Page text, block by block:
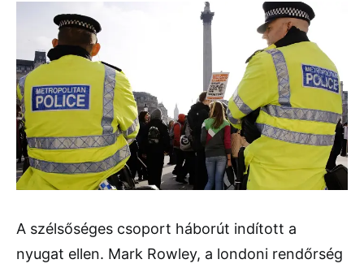
A szélsőséges csoport háborút indított a
nyugat ellen. Mark Rowley, a londoni rendőrség